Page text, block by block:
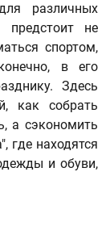
различных
предстоит не
спортом,
в его
Здесь
как собрать
а сэкономить
где находятся
и обуви,